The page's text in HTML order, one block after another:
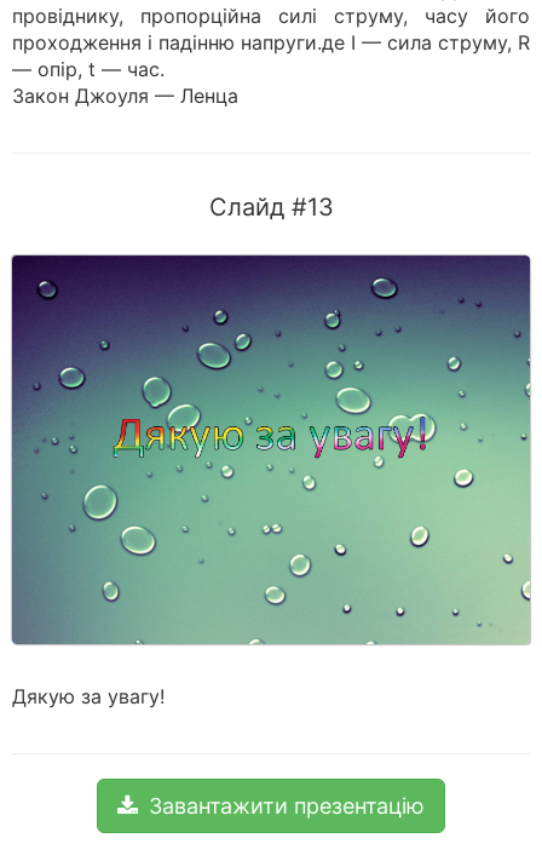
провіднику, пропорційна силі струму, часу його
проходження і падінню напруги.де I — сила струму, R
— опір, t — час.
Закон Джоуля — Ленца
Слайд #13
Дякую за увагу!
Завантажити презентацію